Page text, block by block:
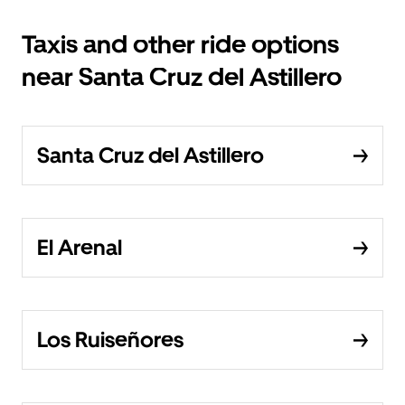
Taxis and other ride options
near Santa Cruz del Astillero
Santa Cruz del Astillero
El Arenal
Los Ruiseñores